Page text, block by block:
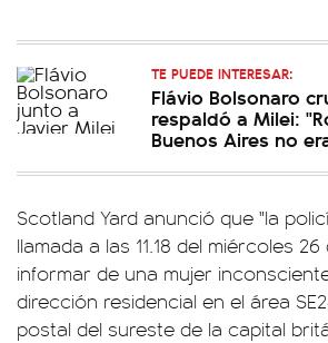
TE PUEDE INTERESAR:
Flávio Bolsonaro
respaldó a Milei:
Buenos Aires no
Scotland Yard anunció que "la
llamada a las 11.18 del miércoles
informar de una mujer
dirección residencial en el área
postal del sureste de la capital